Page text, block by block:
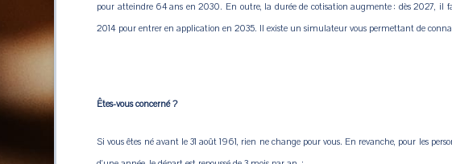
pour atteindre 64 ans en 2030. En outre, la durée de cotisation augmente : dès 2027, il
2014 pour entrer en application en 2035. Il existe un simulateur vous permettant de
Êtes-vous concerné ?
Si vous êtes né avant le 31 août 1961, rien ne change pour vous. En revanche, pour les